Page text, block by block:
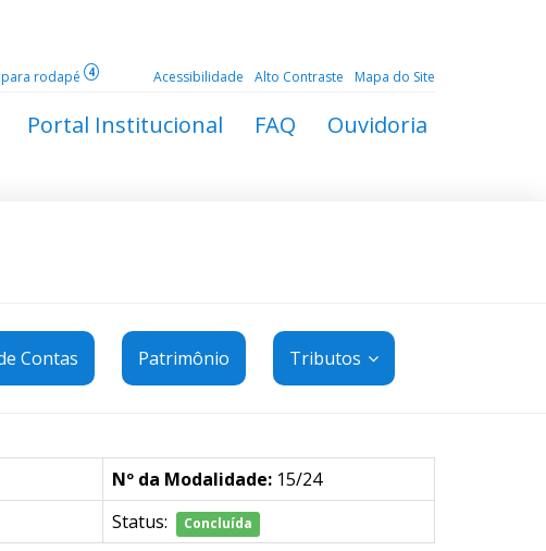
rodapé 4 Acessibilidade Alto Contraste Mapa do Site
Portal Institucional FAQ Ouvidoria
Contas Patrimônio Tributos
Nº da Modalidade: 15/24
Status: Concluída